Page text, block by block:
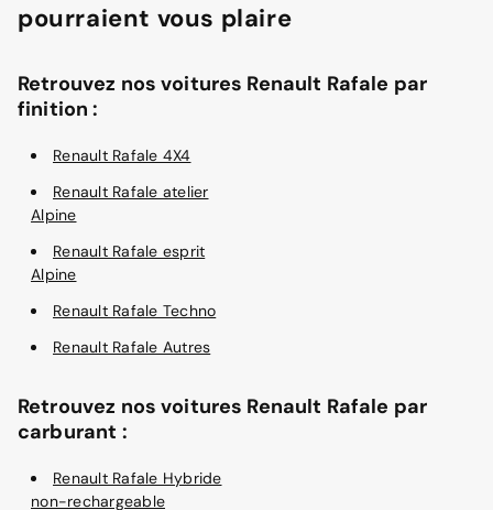
pourraient vous plaire
Retrouvez nos voitures Renault Rafale par
finition :
Renault Rafale 4X4
Renault Rafale atelier
Alpine
Renault Rafale esprit
Alpine
Renault Rafale Techno
Renault Rafale Autres
Retrouvez nos voitures Renault Rafale par
carburant :
Renault Rafale Hybride
non-rechargeable